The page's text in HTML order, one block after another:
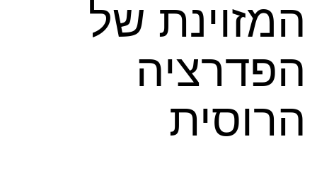
המזוינת של
הפדרציה
הרוסית